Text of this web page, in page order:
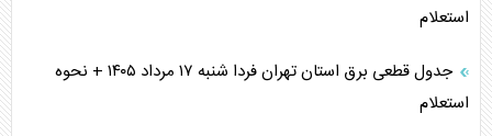
استعلام
جدول قطعی برق استان تهران فردا شنبه ۱۷ مرداد ۱۴۰۵ + نحوه
استعلام